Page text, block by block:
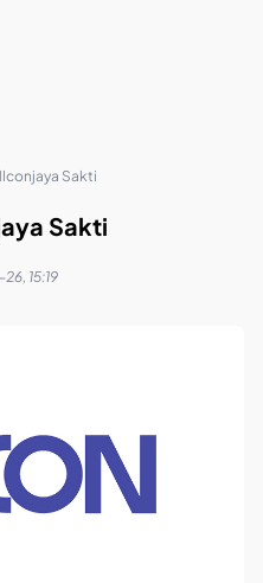
Sakti
Sakti
15:19